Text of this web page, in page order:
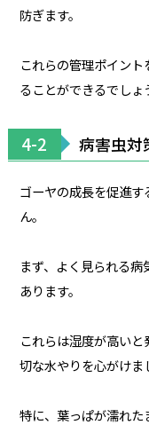
防ぎます。
これらの管理ポイン
ることができるでしょ
4-2 病害虫対
ゴーヤの成長を促進
ん。
まず、よく見られる
あります。
これらは湿度が高い
切な水やりを心がけま
特に、葉っぱが濡れた